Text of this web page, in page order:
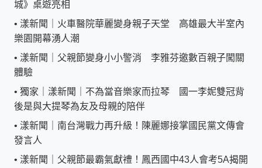
城》桌遊亮相
• 漾新聞｜火車醫院華麗變身親子天堂 高雄最大半室內
樂園開幕湧人潮
• 漾新聞｜父親節變身小小警消 李雅芬邀數百親子闖關
體驗
• 獨家｜漾新聞｜不為當音樂家而拉琴 國一李妮雙冠背
後是與大提琴為友及母親的陪伴
• 漾新聞｜南台灣戰力再升級！陳麗娜接掌國民黨文傳會
發言人
• 漾新聞｜父親節最霸氣獻禮！鳳西國中43人會考5A揭開